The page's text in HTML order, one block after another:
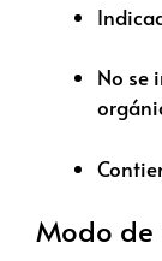
No se
Modo de